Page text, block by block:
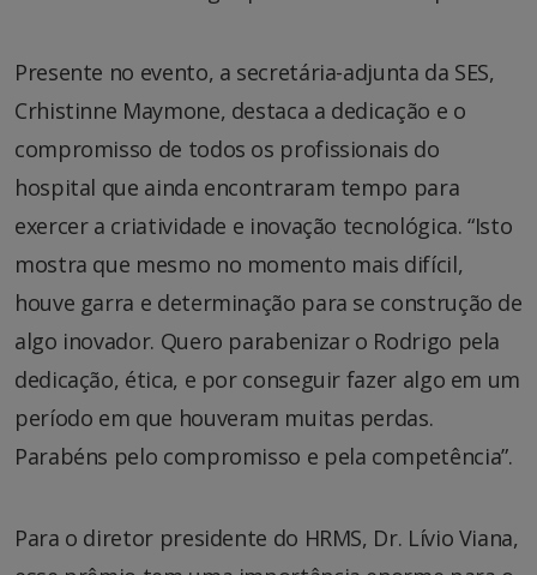
Presente no evento, a secretária-adjunta da SES,
Crhistinne Maymone, destaca a dedicação e o
compromisso de todos os profissionais do
hospital que ainda encontraram tempo para
exercer a criatividade e inovação tecnológica. “Isto
mostra que mesmo no momento mais difícil,
houve garra e determinação para se construção de
algo inovador. Quero parabenizar o Rodrigo pela
dedicação, ética, e por conseguir fazer algo em um
período em que houveram muitas perdas.
Parabéns pelo compromisso e pela competência”.
Para o diretor presidente do HRMS, Dr. Lívio Viana,